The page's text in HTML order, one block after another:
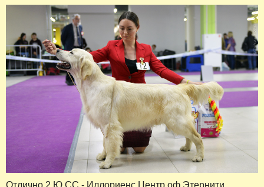
Отлично 2 Ю.СС - Иллориенс Центр оф Этернити